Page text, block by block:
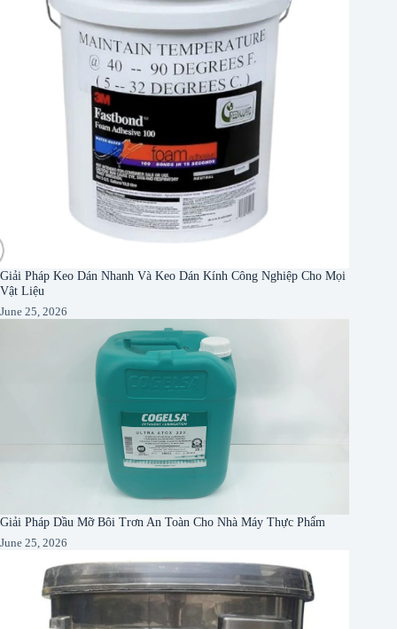
Giải Pháp Keo Dán Nhanh Và Keo Dán Kính Công Nghiệp Cho Mọi
Vật Liệu
June 25, 2026
Giải Pháp Dầu Mỡ Bôi Trơn An Toàn Cho Nhà Máy Thực Phẩm
June 25, 2026